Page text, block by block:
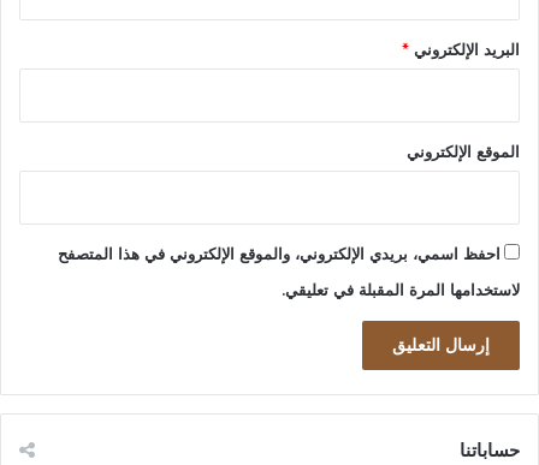
البريد الإلكتروني *
الموقع الإلكتروني
احفظ اسمي، بريدي الإلكتروني، والموقع الإلكتروني في هذا المتصفح
لاستخدامها المرة المقبلة في تعليقي.
حساباتنا